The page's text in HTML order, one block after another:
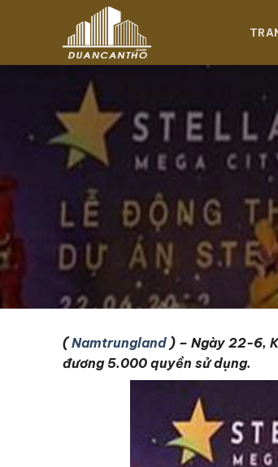
dung
(Namtrungland ) – Ngày 22-6,
đương 5.000 quyền sử dụng.